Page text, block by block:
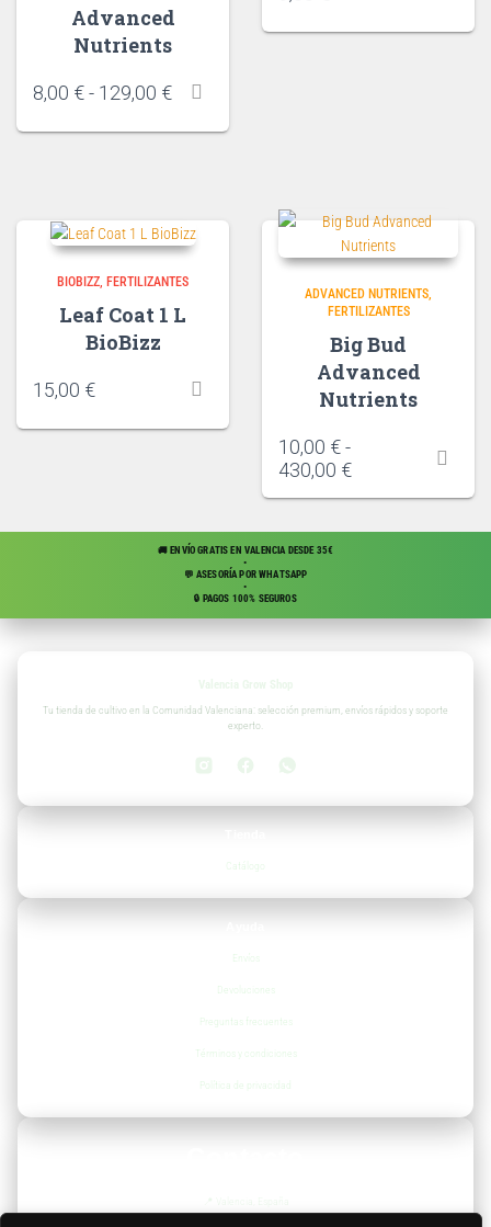
Advanced
Nutrients
8,00 €- 129,00 €
BIOBIZZ FERTILIZANTES
Leaf Coat 1 L
BioBizz
15,00 €
ADVANCED NUTRIENTS
FERTILIZANTES
Big Bud
Advanced
Nutrients
10,00 €-
430,00 €
🚚 ENVÍO GRATIS EN VALENCIA DESDE 35€
•
💬 ASESORÍA POR WHATSAPP
•
🔒 PAGOS 100% SEGUROS
Tu tienda de cultivo en la Comunidad Valenciana: selección premium, envíos rápidos y soporte
experto.
Catálogo
Envíos
Devoluciones
Preguntas frecuentes
Términos y condiciones
Política de privacidad